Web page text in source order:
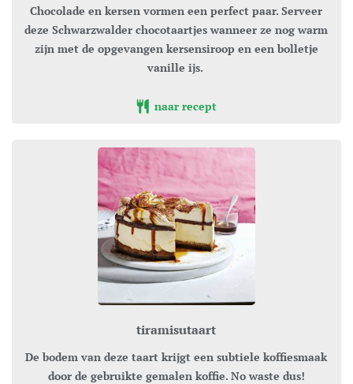
Chocolade en kersen vormen een perfect paar. Serveer
deze Schwarzwalder chocotaartjes wanneer ze nog warm
zijn met de opgevangen kersensiroop en een bolletje
vanille ijs.
naar recept
tiramisutaart
De bodem van deze taart krijgt een subtiele koffiesmaak
door de gebruikte gemalen koffie. No waste dus!